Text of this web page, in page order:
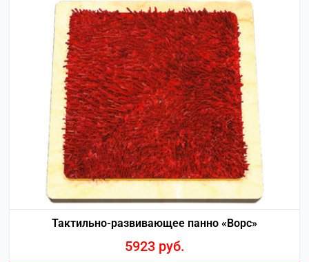
Тактильно-развивающее панно «Ворс»
5923 руб.